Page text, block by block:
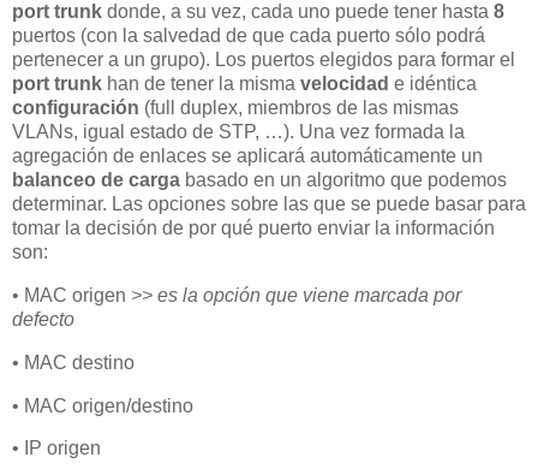
port trunk donde, a su vez, cada uno puede tener hasta 8
puertos (con la salvedad de que cada puerto sólo podrá
pertenecer a un grupo). Los puertos elegidos para formar el
port trunk han de tener la misma velocidad e idéntica
configuración (full duplex, miembros de las mismas
VLANs, igual estado de STP, …). Una vez formada la
agregación de enlaces se aplicará automáticamente un
balanceo de carga basado en un algoritmo que podemos
determinar. Las opciones sobre las que se puede basar para
tomar la decisión de por qué puerto enviar la información
son:
• MAC origen >> es la opción que viene marcada por
defecto
• MAC destino
• MAC origen/destino
• IP origen